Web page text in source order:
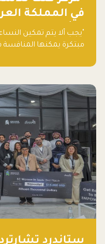
في المملكة
ناشئة تلو
"يجب ألا يتم تمكين
مبتكرة يمكنها المنافسة
ستاندرد